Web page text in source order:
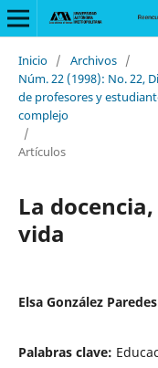
Inicio / Archivos /
Núm. 22 (1998): No. 22,
de profesores y
complejo
/
Artículos
La
vida
Elsa González Paredes
Palabras clave: